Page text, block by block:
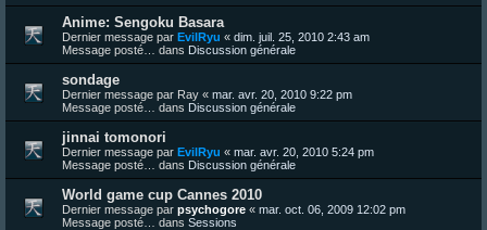
Anime: Sengoku Basara
Dernier message par EvilRyu « dim. juil. 25, 2010 2:43 am
Message posté… dans Discussion générale
sondage
Dernier message par Ray « mar. avr. 20, 2010 9:22 pm
Message posté… dans Discussion générale
jinnai tomonori
Dernier message par EvilRyu « mar. avr. 20, 2010 5:24 pm
Message posté… dans Discussion générale
World game cup Cannes 2010
Dernier message par psychogore « mar. oct. 06, 2009 12:02 pm
Message posté… dans Sessions